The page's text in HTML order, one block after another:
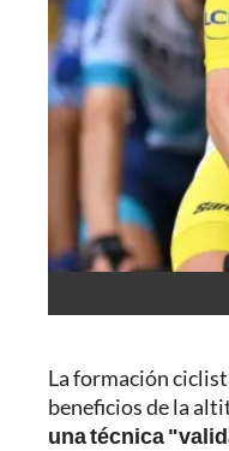
La formación
beneficios de la
una técnica